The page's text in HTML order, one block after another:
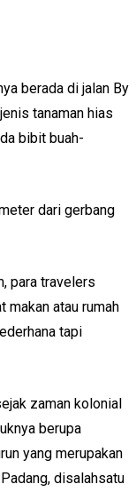
berada di jalan By
tanaman hias
bibit buah-
dari gerbang
para travelers
makan atau rumah
tapi
zaman kolonial
berupa
yang merupakan
disalahsatu